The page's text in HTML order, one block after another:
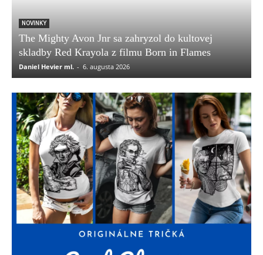
NOVINKY
The Mighty Avon Jnr sa zahryzol do kultovej
skladby Red Krayola z filmu Born in Flames
Daniel Hevier ml. - 6. augusta 2026